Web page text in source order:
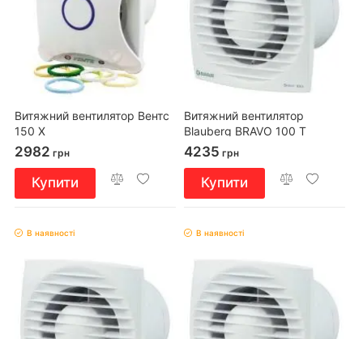
Витяжний вентилятор Вентс
150 Х
2982 грн
Купити
Витяжний вентилятор
Blauberg BRAVO 100 T
4235 грн
Купити
В наявності В наявності